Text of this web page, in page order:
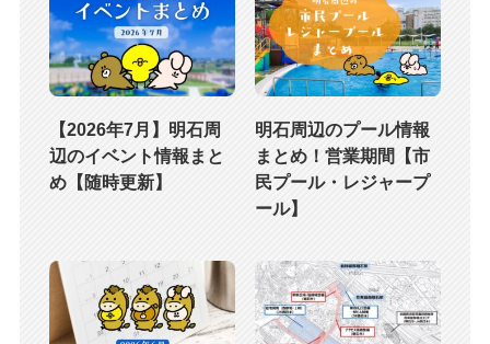
【2026年7月】明石周
辺のイベント情報まと
め【随時更新】
明石周辺のプール情報
まとめ！営業期間【市
民プール・レジャープ
ール】